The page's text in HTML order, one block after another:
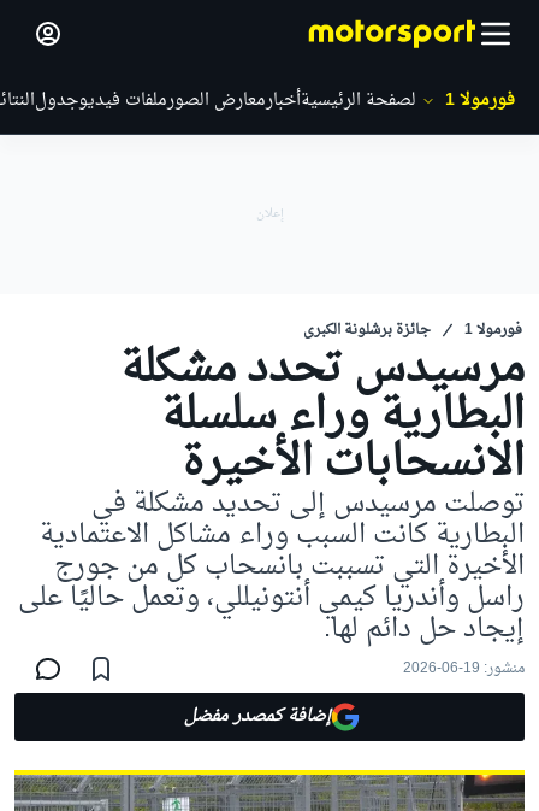
فورمولا 1 الصفحة الرئيسيةأخبارمعارض الصورملفات فيديوجدول
فورمولا 1 جائزة برشلونة الكبرى
مرسيدس تحدد مشكلة
البطارية وراء سلسلة
الانسحابات الأخيرة
توصلت مرسيدس إلى تحديد مشكلة في
البطارية كانت السبب وراء مشاكل الاعتمادية
الأخيرة التي تسببت بانسحاب كل من جورج
راسل وأندريا كيمي أنتونيللي، وتعمل حاليًا على
إيجاد حل دائم لها.
منشور: 19-06-2026
إضافة كمصدر مفضل